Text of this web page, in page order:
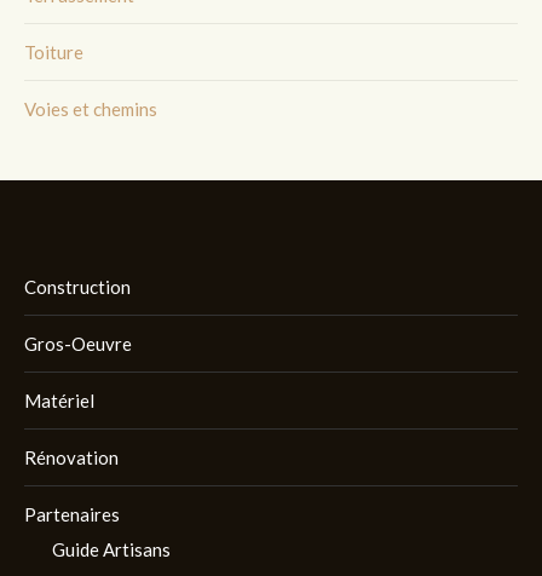
Toiture
Voies et chemins
Construction
Gros-Oeuvre
Matériel
Rénovation
Partenaires
Guide Artisans